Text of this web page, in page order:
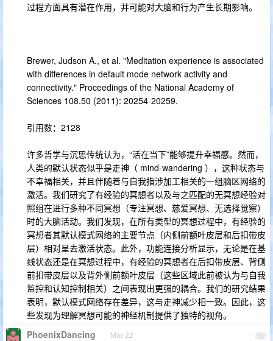
过程方面具有潜在作用，并可能对大脑和行为产生长期影响。
Brewer, Judson A., et al. "Meditation experience is associated
with differences in default mode network activity and
connectivity." Proceedings of the National Academy of
Sciences 108.50 (2011): 20254-20259.
引用数：2128
许多哲学与沉思传统认为，“活在当下”能够提升幸福感。然而，
人类的默认状态似乎是走神（ mind-wandering ），这种状态与
不幸福相关，并且伴随着与自我指涉加工相关的一组脑区网络的
激活。我们研究了有经验的冥想者以及与之匹配的无冥想经验对
照组在进行多种不同冥想（专注冥想、慈爱冥想、无选择觉察）
时的大脑活动。我们发现，在所有类型的冥想过程中，有经验的
冥想者其默认模式网络的主要节点（内侧前额叶皮层和后扣带皮
层）相对呈去激活状态。此外，功能连接分析显示，无论是在基
线状态还是在冥想过程中，有经验的冥想者在后扣带皮层、背侧
前扣带皮层以及背外侧前额叶皮层（这些区域此前被认为与自我
监控和认知控制相关）之间表现出更强的耦合。我们的研究结果
表明，默认模式网络存在差异，这与走神减少相一致。因此，这
些发现为理解冥想可能的神经机制提供了独特的视角。
50
PhoenixDancing Mar 22